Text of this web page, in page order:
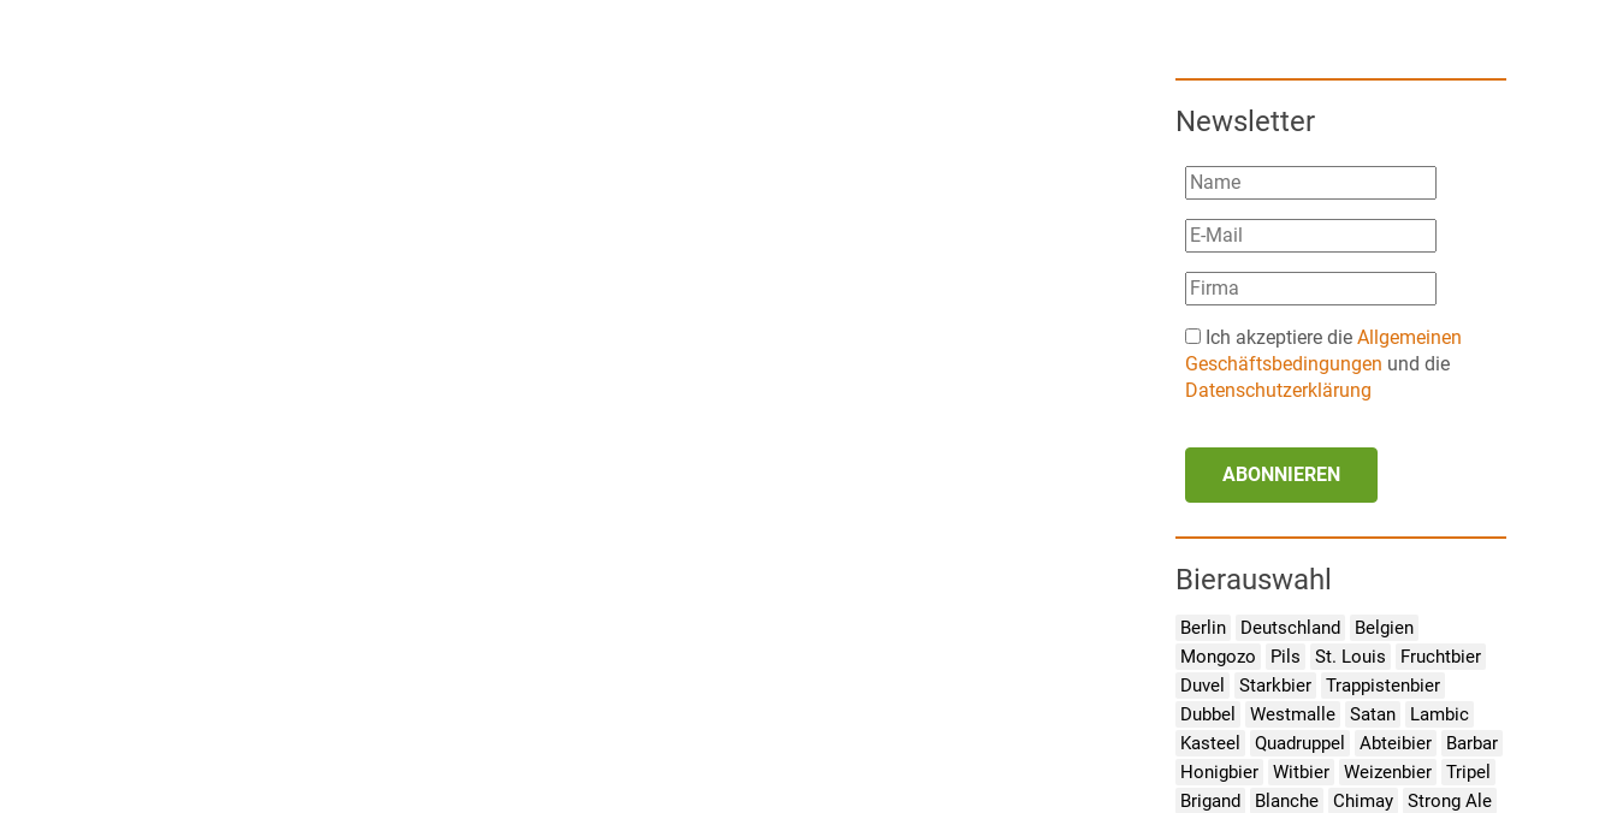
Newsletter
Ich akzeptiere die Allgemeinen
Geschäftsbedingungen und die
Datenschutzerklärung
ABONNIEREN
Bierauswahl
Berlin Deutschland
Belgien
Mongozo
Pils St. Louis
Fruchtbier
Duvel
Starkbier
Trappistenbier
Dubbel
Westmalle Satan
Lambic
Kasteel
Quadruppel Abteibier
Barbar
Honigbier
Witbier Weizenbier
Tripel
Brigand
Blanche Chimay
Strong Ale